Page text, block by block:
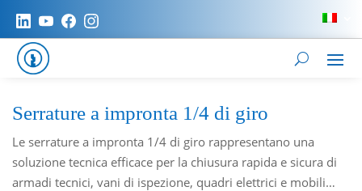
Serrature a impronta 1/4 di giro
Le serrature a impronta 1/4 di giro rappresentano una
soluzione tecnica efficace per la chiusura rapida e sicura di
armadi tecnici, vani di ispezione, quadri elettrici e mobili